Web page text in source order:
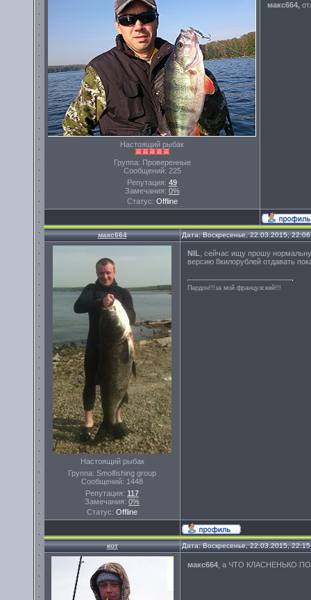
Настоящий рыбак
Группа: Проверенные
Сообщений: 225
Репутация: 49
Замечания: 0%
Статус: Offline
макс664,
макс664 Дата: Воскресенье, 22.03.2015,
Настоящий рыбак
Группа: Smolfishing group
Сообщений: 1448
Репутация: 117
Замечания: 0%
Статус: Offline
NIL , сейчас ищу прошу
версию 8килорублей отдавать
Пардон!!!за мой французский!!!
кот Дата: Воскресенье, 22.03.2015,
макс664 , а ЧТО КЛАСНЕНЬКО